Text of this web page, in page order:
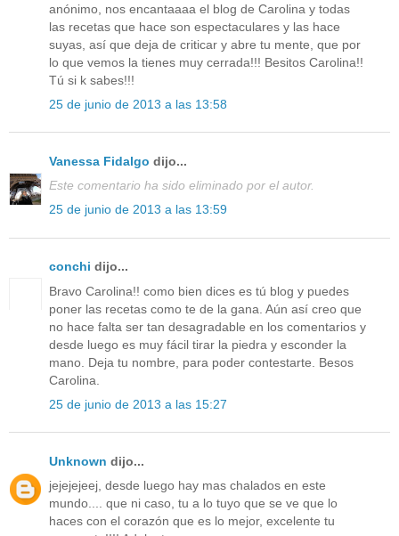
anónimo, nos encantaaaa el blog de Carolina y todas
las recetas que hace son espectaculares y las hace
suyas, así que deja de criticar y abre tu mente, que por
lo que vemos la tienes muy cerrada!!! Besitos Carolina!!
Tú si k sabes!!!
25 de junio de 2013 a las 13:58
Vanessa Fidalgo dijo...
Este comentario ha sido eliminado por el autor.
25 de junio de 2013 a las 13:59
conchi dijo...
Bravo Carolina!! como bien dices es tú blog y puedes
poner las recetas como te de la gana. Aún así creo que
no hace falta ser tan desagradable en los comentarios y
desde luego es muy fácil tirar la piedra y esconder la
mano. Deja tu nombre, para poder contestarte. Besos
Carolina.
25 de junio de 2013 a las 15:27
Unknown dijo...
jejejejeej, desde luego hay mas chalados en este
mundo.... que ni caso, tu a lo tuyo que se ve que lo
haces con el corazón que es lo mejor, excelente tu